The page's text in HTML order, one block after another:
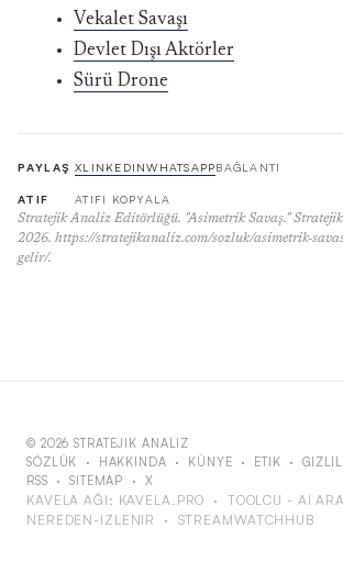
Vekalet Savaşı
Devlet Dışı Aktörler
Sürü Drone
PAYLAŞ XLINKEDINWHATSAPPBAĞLANTI
ATIF ATIFI KOPYALA
Stratejik Analiz Editörlüğü. "Asimetrik Savaş."
2026. https://stratejikanaliz.com/sozluk/asimetrik-
gelir/.
© 2026 STRATEJIK ANALIZ
SÖZLÜK · HAKKINDA · KÜNYE · ETIK ·
RSS ·SITEMAP · X
KAVELA AĞI: KAVELA.PRO · TOOLCU - AI
NEREDEN-IZLENIR
· STREAMWATCHHUB